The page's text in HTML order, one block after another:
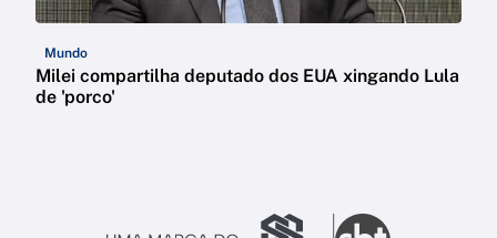
Mundo
Milei compartilha deputado dos EUA xingando Lula
de 'porco'